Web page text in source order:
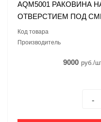
AQM5001 РАКОВИНА
ОТВЕРСТИЕМ ПОД
Код товара
Производитель
9000 руб./
-